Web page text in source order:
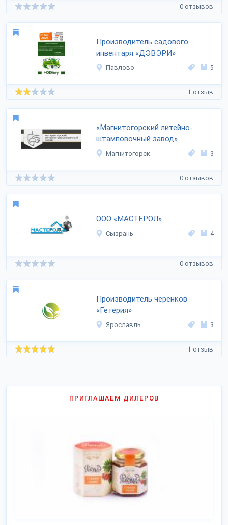
0 отзывов
Производитель садового
инвентаря «ДЭВЭРИ»
Павлово 5
1 отзыв
«Магнитогорский литейно-
штамповочный завод»
Магнитогорск 3
0 отзывов
ООО «МАСТЕРОЛ»
Сызрань 4
0 отзывов
Производитель черенков
«Гетерия»
Ярославль 3
1 отзыв
ПРИГЛАШАЕМ ДИЛЕРОВ